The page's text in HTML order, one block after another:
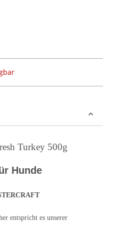
Turkey 500g
Hunde
entspricht es unserer